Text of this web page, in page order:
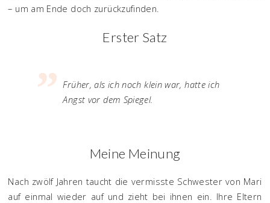
– um am Ende doch zurückzufinden.
Erster Satz
Früher, als ich noch klein war, hatte ich
Angst vor dem Spiegel.
Meine Meinung
Nach zwölf Jahren taucht die vermisste Schwester von Mari
auf einmal wieder auf und zieht bei ihnen ein. Ihre Eltern